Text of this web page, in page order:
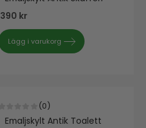
390 kr
Lägg i varukorg
out of 5
(0)
Emaljskylt Antik Toalett